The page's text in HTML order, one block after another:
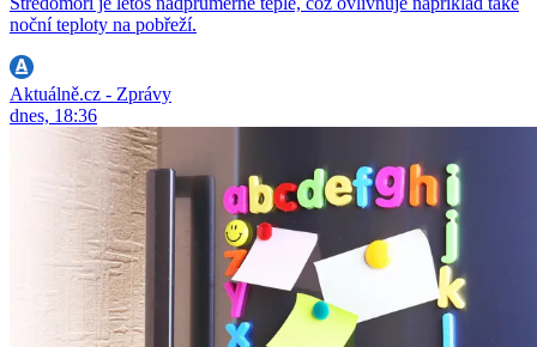
noční teploty na pobřeží.
Aktuálně.cz - Zprávy
dnes, 18:36